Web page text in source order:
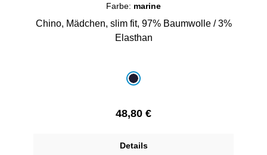
Farbe: marine
Chino, Mädchen, slim fit, 97% Baumwolle / 3%
Elasthan
auswählenmarine
Regulärer Preis:
48,80 €
Details